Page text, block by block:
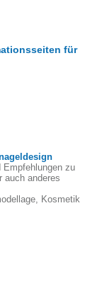
für
zu
auch anderes
Kosmetik